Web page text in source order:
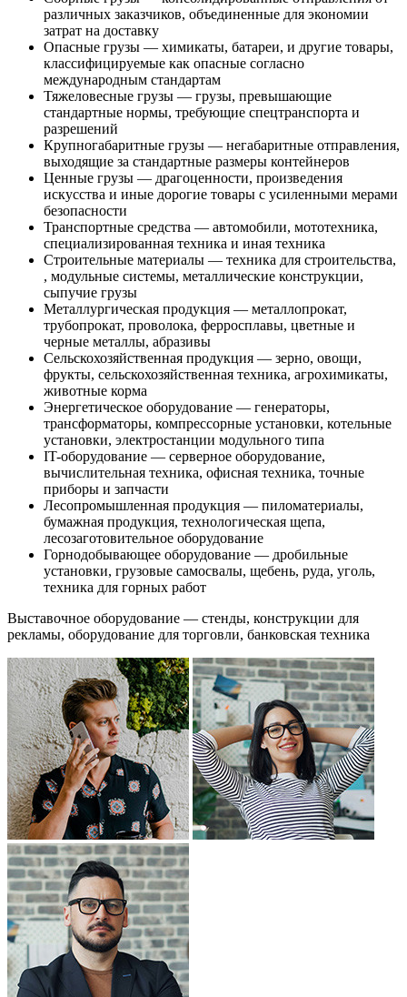
различных заказчиков, объединенные для экономии
затрат на доставку
Опасные грузы — химикаты, батареи, и другие товары,
классифицируемые как опасные согласно
международным стандартам
Тяжеловесные грузы — грузы, превышающие
стандартные нормы, требующие спецтранспорта и
разрешений
Крупногабаритные грузы — негабаритные отправления,
выходящие за стандартные размеры контейнеров
Ценные грузы — драгоценности, произведения
искусства и иные дорогие товары с усиленными мерами
безопасности
Транспортные средства — автомобили, мототехника,
специализированная техника и иная техника
Строительные материалы — техника для строительства,
, модульные системы, металлические конструкции,
сыпучие грузы
Металлургическая продукция — металлопрокат,
трубопрокат, проволока, ферросплавы, цветные и
черные металлы, абразивы
Сельскохозяйственная продукция — зерно, овощи,
фрукты, сельскохозяйственная техника, агрохимикаты,
животные корма
Энергетическое оборудование — генераторы,
трансформаторы, компрессорные установки, котельные
установки, электростанции модульного типа
IT-оборудование — серверное оборудование,
вычислительная техника, офисная техника, точные
приборы и запчасти
Лесопромышленная продукция — пиломатериалы,
бумажная продукция, технологическая щепа,
лесозаготовительное оборудование
Горнодобывающее оборудование — дробильные
установки, грузовые самосвалы, щебень, руда, уголь,
техника для горных работ
Выставочное оборудование — стенды, конструкции для
рекламы, оборудование для торговли, банковская техника